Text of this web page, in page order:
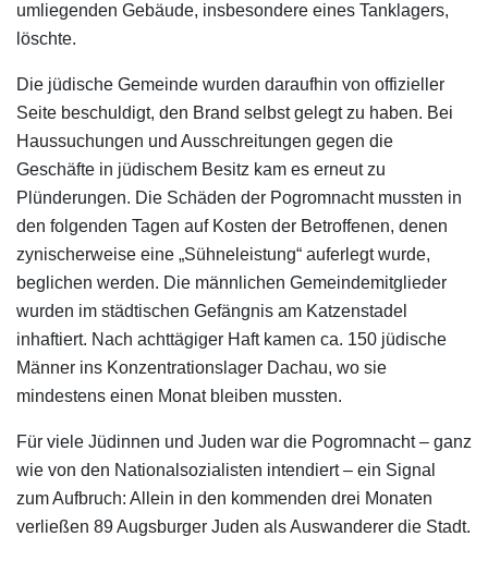
umliegenden Gebäude, insbesondere eines Tanklagers,
löschte.
Die jüdische Gemeinde wurden daraufhin von offizieller
Seite beschuldigt, den Brand selbst gelegt zu haben. Bei
Haussuchungen und Ausschreitungen gegen die
Geschäfte in jüdischem Besitz kam es erneut zu
Plünderungen. Die Schäden der Pogromnacht mussten in
den folgenden Tagen auf Kosten der Betroffenen, denen
zynischerweise eine „Sühneleistung“ auferlegt wurde,
beglichen werden. Die männlichen Gemeindemitglieder
wurden im städtischen Gefängnis am Katzenstadel
inhaftiert. Nach achttägiger Haft kamen ca. 150 jüdische
Männer ins Konzentrationslager Dachau, wo sie
mindestens einen Monat bleiben mussten.
Für viele Jüdinnen und Juden war die Pogromnacht – ganz
wie von den Nationalsozialisten intendiert – ein Signal
zum Aufbruch: Allein in den kommenden drei Monaten
verließen 89 Augsburger Juden als Auswanderer die Stadt.